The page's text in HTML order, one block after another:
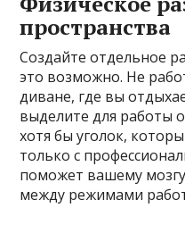
пространства
Создайте отдельное
это возможно. Не
диване, где вы
выделите для работы
хотя бы уголок,
только с
поможет вашему
между режимами